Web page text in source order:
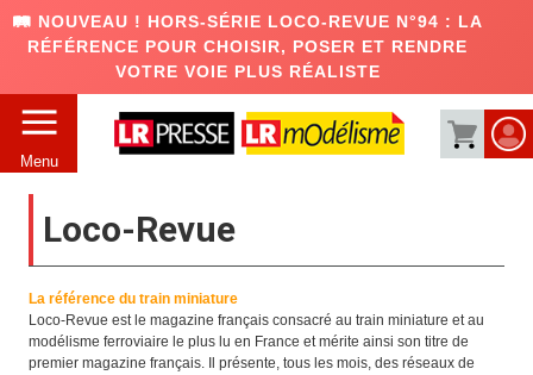
🛤️ NOUVEAU ! HORS-SÉRIE LOCO-REVUE N°94 : LA
RÉFÉRENCE POUR CHOISIR, POSER ET RENDRE
VOTRE VOIE PLUS RÉALISTE
Menu
Loco-Revue
La référence du train miniature
Loco-Revue est le magazine français consacré au train miniature et au
modélisme ferroviaire le plus lu en France et mérite ainsi son titre de
premier magazine français. Il présente, tous les mois, des réseaux de